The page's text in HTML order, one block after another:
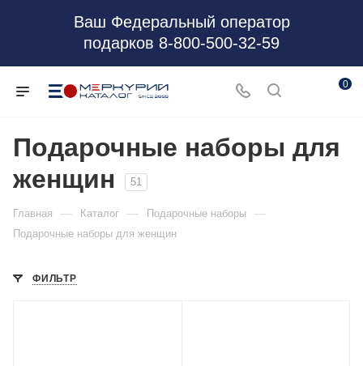
Ваш Федеральный оператор
подарков 8-800-500-32-59
0
Подарочные наборы для
женщин
51
Главная — Каталог — Подарочные наборы —
Подарочные наборы для женщин
ФИЛЬТР